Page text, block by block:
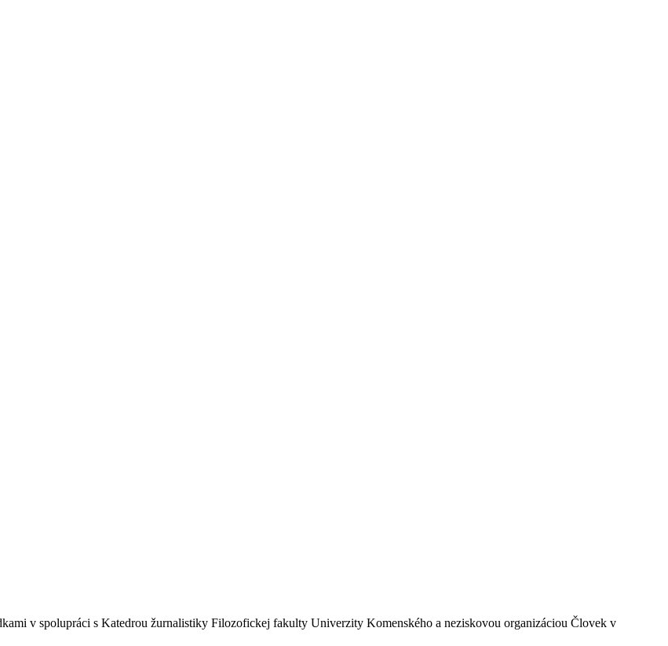
v spolupráci s Katedrou žurnalistiky Filozofickej fakulty Univerzity Komenského a neziskovou organizáciou Človek v